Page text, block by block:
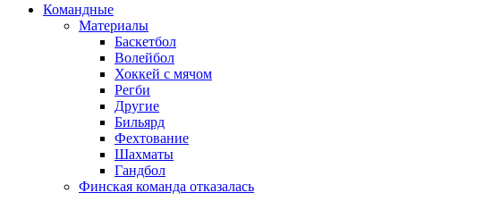
Командные
Материалы
Баскетбол
Волейбол
Хоккей с мячом
Регби
Другие
Бильярд
Фехтование
Шахматы
Гандбол
Финская команда отказалась